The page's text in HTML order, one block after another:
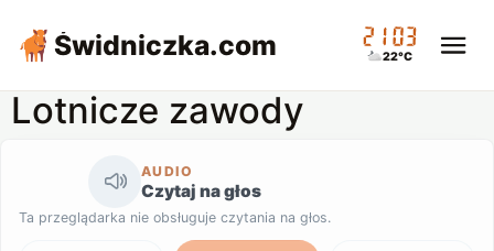
Świdniczka.com 21:03
22°C
Lotnicze zawody
AUDIO
Czytaj na głos
Ta przeglądarka nie obsługuje czytania na głos.